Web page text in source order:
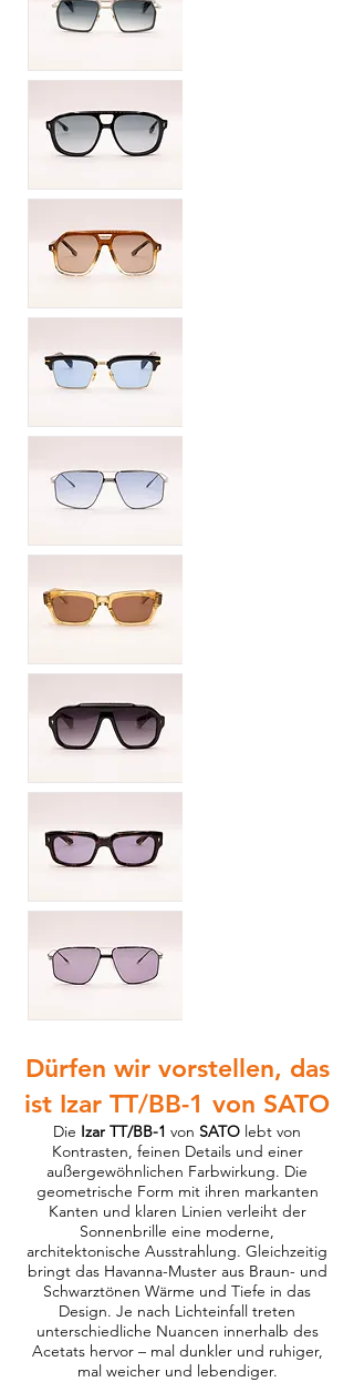
Dürfen wir vorstellen, das
ist Izar TT/BB-1 von SATO
Die Izar TT/BB-1 von SATO lebt von
Kontrasten, feinen Details und einer
außergewöhnlichen Farbwirkung. Die
geometrische Form mit ihren markanten
Kanten und klaren Linien verleiht der
Sonnenbrille eine moderne,
architektonische Ausstrahlung. Gleichzeitig
bringt das Havanna-Muster aus Braun- und
Schwarztönen Wärme und Tiefe in das
Design. Je nach Lichteinfall treten
unterschiedliche Nuancen innerhalb des
Acetats hervor – mal dunkler und ruhiger,
mal weicher und lebendiger.